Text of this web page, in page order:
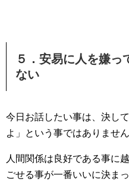
５．安易に人を嫌っ
ない
今日お話したい事は、決し
よ」という事ではありません
人間関係は良好である事に
ごせる事が一番いいに決ま